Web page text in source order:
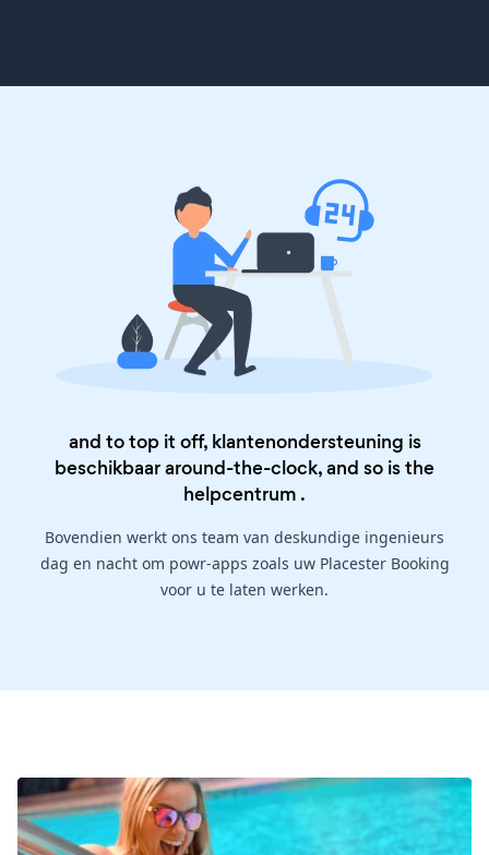
and to top it off, klantenondersteuning is
beschikbaar around-the-clock, and so is the
helpcentrum .
Bovendien werkt ons team van deskundige ingenieurs
dag en nacht om powr-apps zoals uw Placester Booking
voor u te laten werken.